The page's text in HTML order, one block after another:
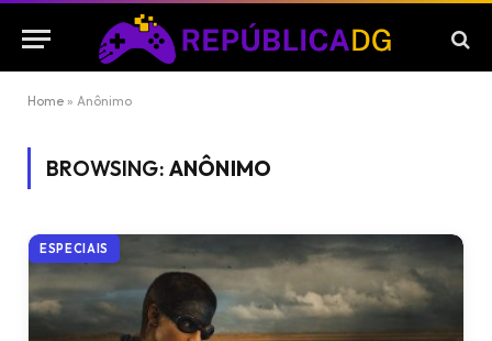
Home » Anônimo
BROWSING: ANÔNIMO
ESPECIAIS